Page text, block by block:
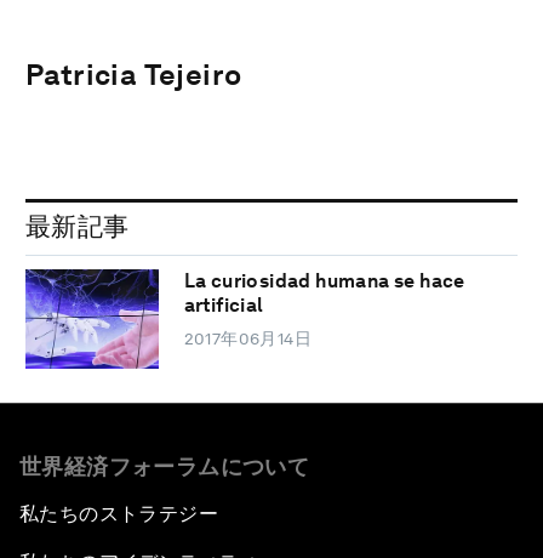
Patricia Tejeiro
最新記事
La curiosidad humana se hace
artificial
2017年06月14日
世界経済フォーラムについて
私たちのストラテジー